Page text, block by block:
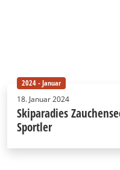
2024 - Januar
18. Januar 2024
Skiparadies
Sportler